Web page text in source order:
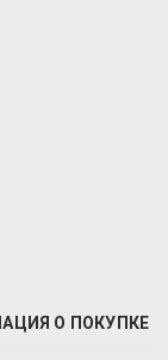
О ПОКУПКЕ